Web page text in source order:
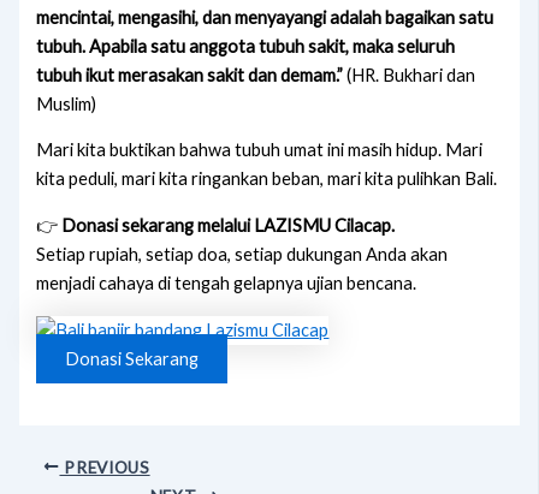
mencintai, mengasihi, dan menyayangi adalah bagaikan satu
tubuh. Apabila satu anggota tubuh sakit, maka seluruh
tubuh ikut merasakan sakit dan demam.”(HR. Bukhari dan
Muslim)
Mari kita buktikan bahwa tubuh umat ini masih hidup. Mari
kita peduli, mari kita ringankan beban, mari kita pulihkan Bali.
👉 Donasi sekarang melalui LAZISMU Cilacap.
Setiap rupiah, setiap doa, setiap dukungan Anda akan
menjadi cahaya di tengah gelapnya ujian bencana.
Donasi Sekarang
PREVIOUS